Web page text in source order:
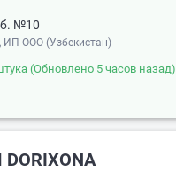
№10
ИП ООО (Узбекистан)
(Обновлено 5 часов назад)
DORIXONA